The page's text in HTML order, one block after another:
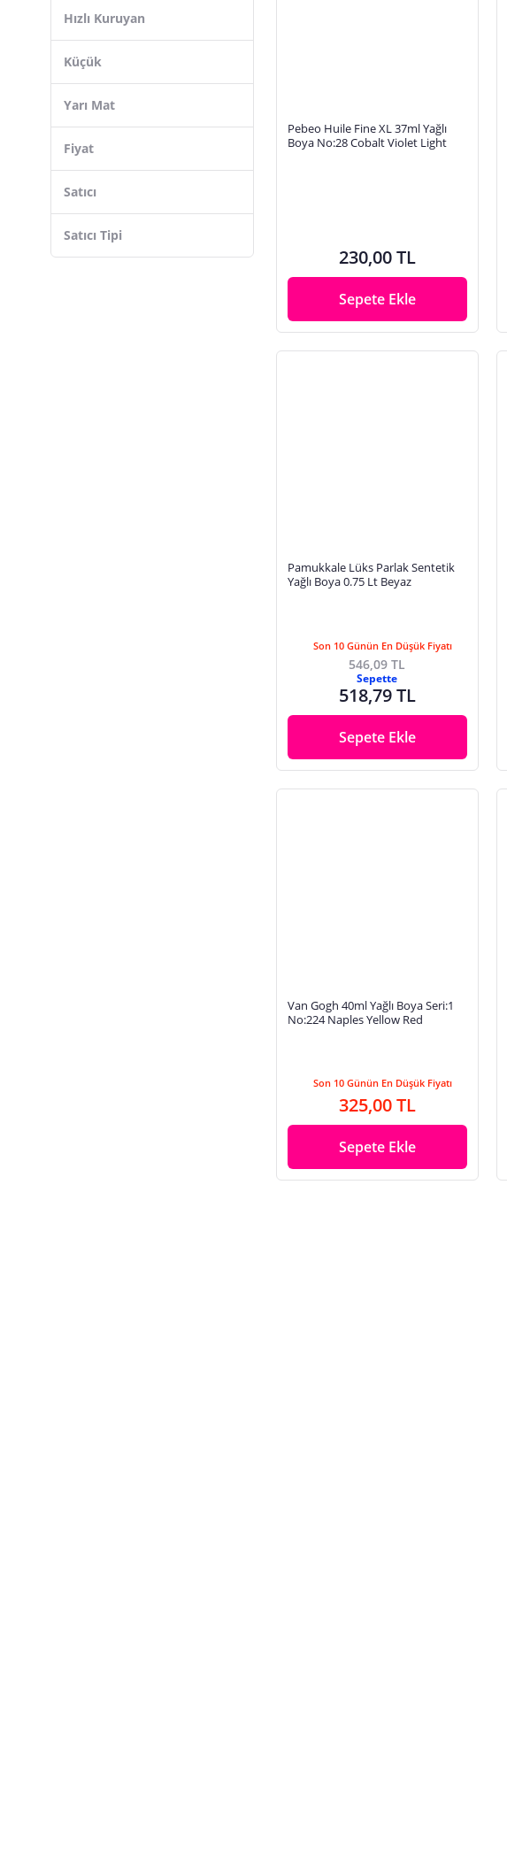
Hızlı Kuruyan
Küçük
Yarı Mat
Fiyat
Satıcı
Satıcı Tipi
Pebeo Huile Fine XL 37ml Yağlı
Boya No:28 Cobalt Violet Light
230,00 TL
Sepete Ekle
Pamukkale Lüks Parlak Sentetik
Yağlı Boya 0.75 Lt Beyaz
Son 10 Günün En Düşük Fiyatı
546,09 TL
Sepette
518,79 TL
Sepete Ekle
Van Gogh 40ml Yağlı Boya Seri:1
No:224 Naples Yellow Red
Son 10 Günün En Düşük Fiyatı
325,00 TL
Sepete Ekle